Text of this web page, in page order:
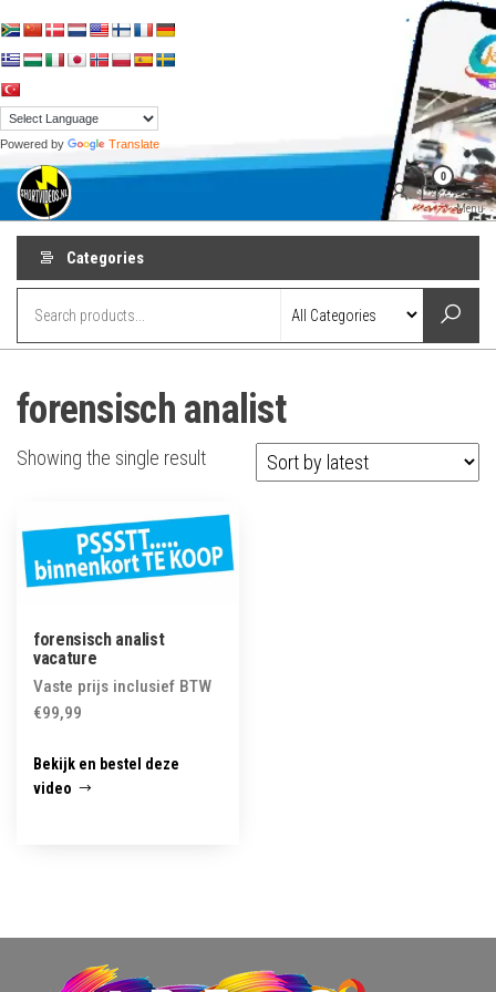
to
content
Powered by Translate
shortvideos.nl
ondernemers
0
Menu
Categories
forensisch analist
Showing the single result
forensisch analist
vacature
Vaste prijs inclusief BTW
€99,99
Bekijk en bestel deze
video